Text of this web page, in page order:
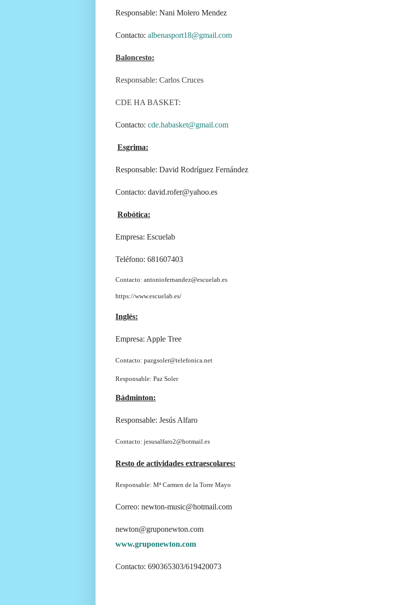
Responsable: Nani Molero Mendez
Contacto: albenasport18@gmail.com
Baloncesto:
Responsable: Carlos Cruces
CDE HA BASKET:
Contacto: cde.habasket@gmail.com
Esgrima:
Responsable: David Rodríguez Fernández
Contacto: david.rofer@yahoo.es
Robótica:
Empresa: Escuelab
Teléfono: 681607403
Contacto: antoniofernandez@escuelab.es
https://www.escuelab.es/
Inglés:
Empresa: Apple Tree
Contacto: pazgsoler@telefonica.net
Responsable: Paz Soler
Bádminton:
Responsable: Jesús Alfaro
Contacto: jesusalfaro2@hotmail.es
Resto de actividades extraescolares:
Responsable: Mª Carmen de la Torre Mayo
Correo: newton-music@hotmail.com
newton@gruponewton.com
www.gruponewton.com
Contacto: 690365303/619420073